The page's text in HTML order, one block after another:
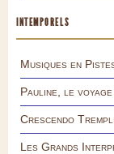
INTEMPORELS
Musiques en
Pauline, le voyage
Crescendo
Les Grands